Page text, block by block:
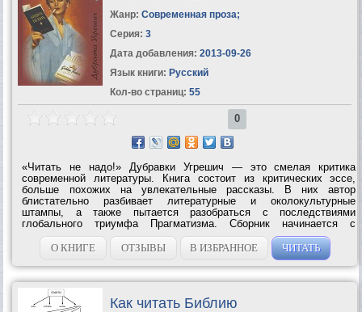
Жанр: Современная проза;
Серия: 3
Дата добавления: 2013-09-26
Язык книги: Русский
Кол-во страниц: 55
0
«Читать не надо!» Дубравки Угрешич — это смелая критика
современной литературы. Книга состоит из критических эссе,
больше похожих на увлекательные рассказы. В них автор
блистательно разбивает литературные и околокультурные
штампы, а также пытается разобраться с последствиями
глобального триумфа Прагматизма. Сборник начинается с
остроумной критики книгоиздательского дела, от которой Угрешич
переходит к гораздо более серьезным...
О КНИГЕ ОТЗЫВЫ В ИЗБРАННОЕ ЧИТАТЬ
Как читать Библию